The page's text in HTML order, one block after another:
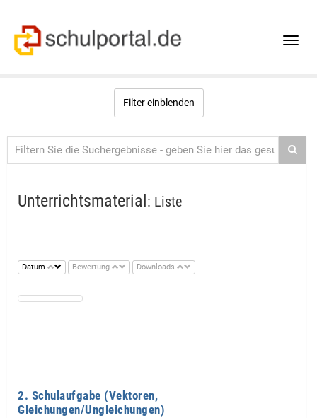
Toggle
Filter einblenden
Unterrichtsmaterial : Liste
Datum Bewertung Downloads
2. Schulaufgabe (Vektoren,
Gleichungen/Ungleichungen)